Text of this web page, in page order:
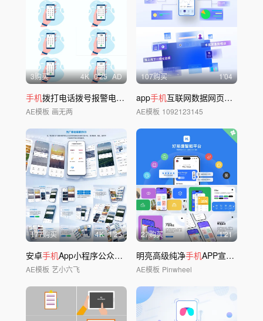
3购买 4K 0'25 AD
手机拨打电话拨号报警电话4个号码AE模板
AE模板 画无两
107购买 1'04
app手机互联网数据网页平台
AE模板 1092123145
177购买 4K 1'25
安卓手机App小程序公众号界面展示
AE模板 艺小六飞
27购买 1'21
明亮高级纯净手机APP宣传模板02
AE模板 Pinwheel